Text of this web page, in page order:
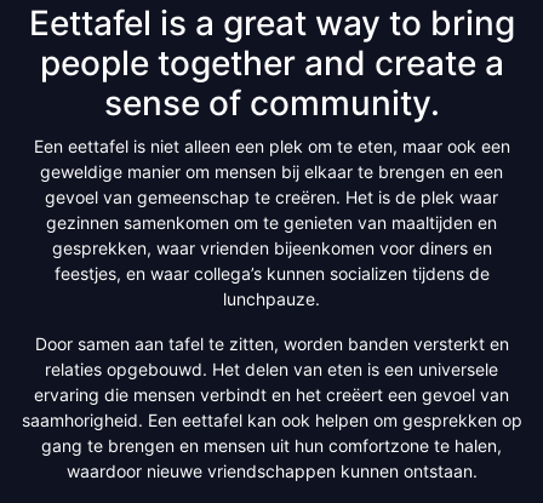
Eettafel is a great way to bring
people together and create a
sense of community.
Een eettafel is niet alleen een plek om te eten, maar ook een
geweldige manier om mensen bij elkaar te brengen en een
gevoel van gemeenschap te creëren. Het is de plek waar
gezinnen samenkomen om te genieten van maaltijden en
gesprekken, waar vrienden bijeenkomen voor diners en
feestjes, en waar collega’s kunnen socializen tijdens de
lunchpauze.
Door samen aan tafel te zitten, worden banden versterkt en
relaties opgebouwd. Het delen van eten is een universele
ervaring die mensen verbindt en het creëert een gevoel van
saamhorigheid. Een eettafel kan ook helpen om gesprekken op
gang te brengen en mensen uit hun comfortzone te halen,
waardoor nieuwe vriendschappen kunnen ontstaan.